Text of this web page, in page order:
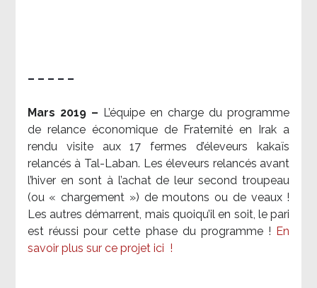
– – – – –
Mars 2019 – L’équipe en charge du programme
de relance économique de Fraternité en Irak a
rendu visite aux 17 fermes d’éleveurs kakaïs
relancés à Tal-Laban. Les éleveurs relancés avant
l’hiver en sont à l’achat de leur second troupeau
(ou « chargement ») de moutons ou de veaux !
Les autres démarrent, mais quoiqu’il en soit, le pari
est réussi pour cette phase du programme ! En
savoir plus sur ce projet ici !